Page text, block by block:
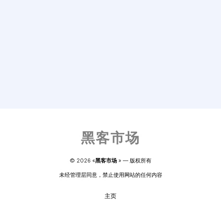
黑客市场
© 2026 «黑客市场 » — 版权所有
未经管理层同意，禁止使用网站的任何内容
主页